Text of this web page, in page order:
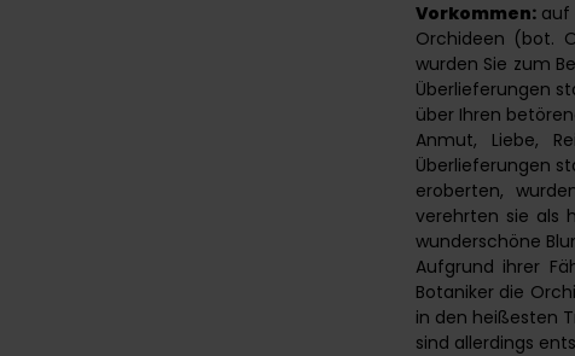
Vorkommen:auf
Orchideen (bot.
wurden Sie zum
Überlieferungen
über Ihren
Anmut, Liebe,
Überlieferungen
eroberten,
verehrten sie als
wunderschöne
Aufgrund ihrer
Botaniker die
in den heißesten
sind allerdings